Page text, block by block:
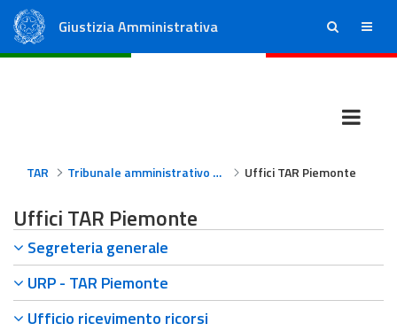
Giustizia Amministrativa ricerca menu
TAR Tribunale amministrativo regionale per il Piemonte Uffici TAR Piemonte
Uffici TAR Piemonte
Segreteria generale
URP - TAR Piemonte
Ufficio ricevimento ricorsi